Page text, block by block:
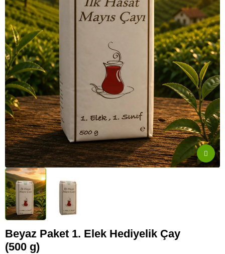
Beyaz Paket 1. Elek Hediyelik Çay
(500 g)